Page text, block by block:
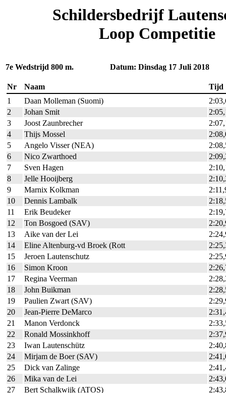
Schildersbedrijf
Loop Competitie
7e Wedstrijd 800 m. Datum: Dinsdag 17 Juli 2018
Nr Naam
Tijd
1
Daan Molleman (Suomi)
2
Johan Smit
3
Joost Zaunbrecher
4
Thijs Mossel
5
Angelo Visser (NEA)
6
Nico Zwarthoed
7
Sven Hagen
8
Jelle Hooijberg
9
Marnix Kolkman
10
Dennis Lambalk
11
Erik Beudeker
12
Ton Bosgoed (SAV)
13
Aike van der Lei
14
Eline Altenburg-vd Broek (Rott
15
Jeroen Lautenschutz
16
Simon Kroon
17
Regina Veerman
18
John Buikman
19
Paulien Zwart (SAV)
20
Jean-Pierre DeMarco
21
Manon Verdonck
22
Ronald Mossinkhoff
23
Iwan Lautenschütz
24
Mirjam de Boer (SAV)
25
Dick van Zalinge
26
Mika van de Lei
27
Bert Schalkwijk (ATOS)